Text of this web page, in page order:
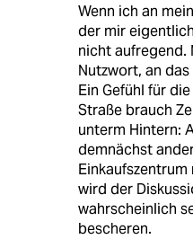
Wenn ich an
der mir
nicht aufregend.
Nutzwort, an
Ein Gefühl für
Straße brauch
unterm Hintern:
demnächst
wird der
wahrscheinlich
bescheren.